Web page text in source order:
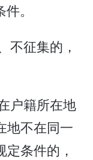
。
不征集的，
户籍所在地
地不在同一
条件的，